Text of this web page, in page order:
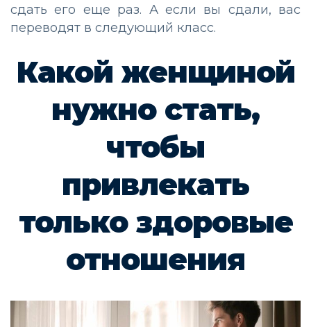
сдать его еще раз. А если вы сдали, вас
переводят в следующий класс.
Какой женщиной
нужно стать,
чтобы
привлекать
только здоровые
отношения